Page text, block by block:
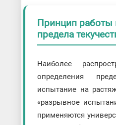
Принцип работы
предела
Наиболее
определения
испытание на
«разрывное
применяются